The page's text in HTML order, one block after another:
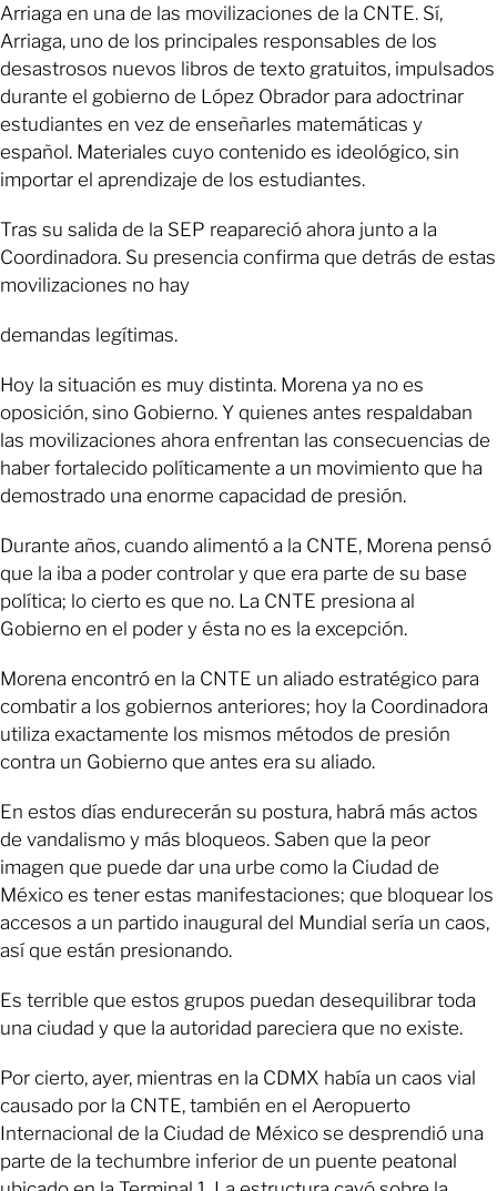
Arriaga en una de las movilizaciones de la CNTE. Sí,
Arriaga, uno de los principales responsables de los
desastrosos nuevos libros de texto gratuitos, impulsados
durante el gobierno de López Obrador para adoctrinar
estudiantes en vez de enseñarles matemáticas y
español. Materiales cuyo contenido es ideológico, sin
importar el aprendizaje de los estudiantes.
Tras su salida de la SEP reapareció ahora junto a la
Coordinadora. Su presencia confirma que detrás de estas
movilizaciones no hay
demandas legítimas.
Hoy la situación es muy distinta. Morena ya no es
oposición, sino Gobierno. Y quienes antes respaldaban
las movilizaciones ahora enfrentan las consecuencias de
haber fortalecido políticamente a un movimiento que ha
demostrado una enorme capacidad de presión.
Durante años, cuando alimentó a la CNTE, Morena pensó
que la iba a poder controlar y que era parte de su base
política; lo cierto es que no. La CNTE presiona al
Gobierno en el poder y ésta no es la excepción.
Morena encontró en la CNTE un aliado estratégico para
combatir a los gobiernos anteriores; hoy la Coordinadora
utiliza exactamente los mismos métodos de presión
contra un Gobierno que antes era su aliado.
En estos días endurecerán su postura, habrá más actos
de vandalismo y más bloqueos. Saben que la peor
imagen que puede dar una urbe como la Ciudad de
México es tener estas manifestaciones; que bloquear los
accesos a un partido inaugural del Mundial sería un caos,
así que están presionando.
Es terrible que estos grupos puedan desequilibrar toda
una ciudad y que la autoridad pareciera que no existe.
Por cierto, ayer, mientras en la CDMX había un caos vial
causado por la CNTE, también en el Aeropuerto
Internacional de la Ciudad de México se desprendió una
parte de la techumbre inferior de un puente peatonal